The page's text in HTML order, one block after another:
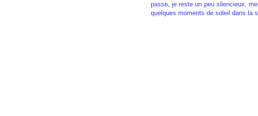
passe, je reste un peu silencieux,
quelques moments de soleil dans la